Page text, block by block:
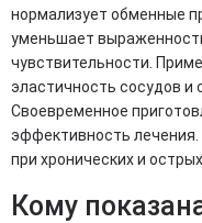
нормализует обменные
уменьшает
чувствительности.
эластичность сосудов и
Своевременное
эффективность
при хронических и
Кому